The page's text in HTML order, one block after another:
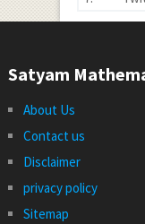
Satyam
About Us
Contact us
Disclaimer
privacy policy
Sitemap